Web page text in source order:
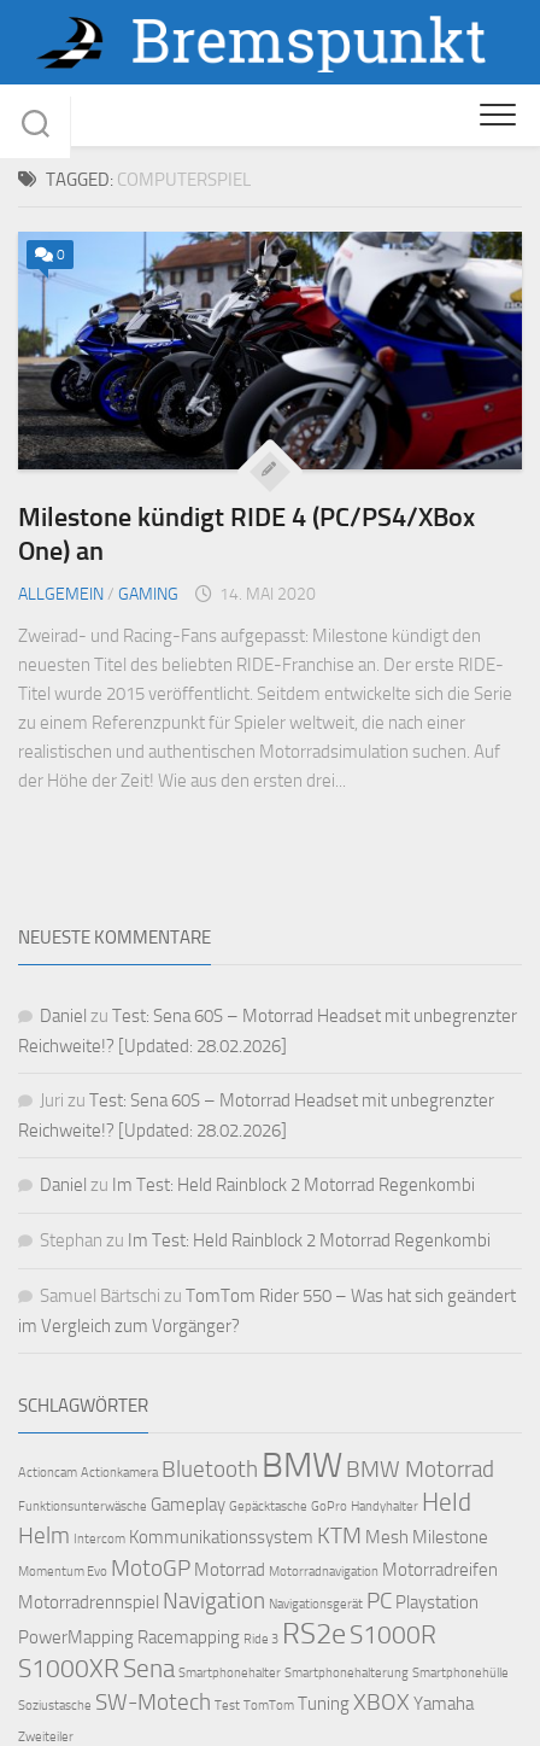
content
TAGGED: COMPUTERSPIEL
0
Milestone kündigt RIDE 4 (PC/PS4/XBox
One) an
ALLGEMEIN/ GAMING 14. MAI 2020
Zweirad- und Racing-Fans aufgepasst: Milestone kündigt den
neuesten Titel des beliebten RIDE-Franchise an. Der erste RIDE-
Titel wurde 2015 veröffentlicht. Seitdem entwickelte sich die Serie
zu einem Referenzpunkt für Spieler weltweit, die nach einer
realistischen und authentischen Motorradsimulation suchen. Auf
der Höhe der Zeit! Wie aus den ersten drei...
NEUESTE KOMMENTARE
Daniel zu Test: Sena 60S – Motorrad Headset mit unbegrenzter
Reichweite!? [Updated: 28.02.2026]
Juri zu Test: Sena 60S – Motorrad Headset mit unbegrenzter
Reichweite!? [Updated: 28.02.2026]
Daniel zu Im Test: Held Rainblock 2 Motorrad Regenkombi
Stephan zu Im Test: Held Rainblock 2 Motorrad Regenkombi
Samuel Bärtschi zu TomTom Rider 550 – Was hat sich geändert
im Vergleich zum Vorgänger?
SCHLAGWÖRTER
Actioncam Actionkamera Bluetooth BMWBMW Motorrad
Funktionsunterwäsche Gameplay Gepäcktasche GoPro Handyhalter Held
Helm Intercom Kommunikationssystem KTM Mesh Milestone
Momentum Evo MotoGP Motorrad Motorradnavigation Motorradreifen
Motorradrennspiel Navigation Navigationsgerät PC Playstation
PowerMapping Racemapping Ride 3 RS2e S1000R
S1000XR Sena Smartphonehalter Smartphonehalterung Smartphonehülle
Soziustasche SW-Motech Test TomTom TuningXBOX Yamaha
Zweiteiler